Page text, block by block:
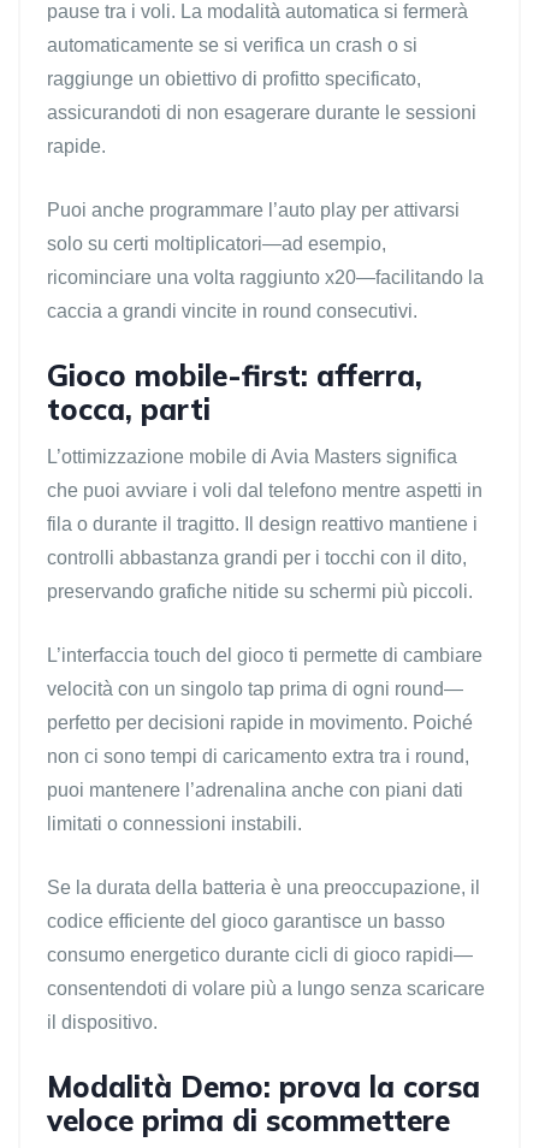
pause tra i voli. La modalità automatica si fermerà
automaticamente se si verifica un crash o si
raggiunge un obiettivo di profitto specificato,
assicurandoti di non esagerare durante le sessioni
rapide.
Puoi anche programmare l’auto play per attivarsi
solo su certi moltiplicatori—ad esempio,
ricominciare una volta raggiunto x20—facilitando la
caccia a grandi vincite in round consecutivi.
Gioco mobile-first: afferra,
tocca, parti
L’ottimizzazione mobile di Avia Masters significa
che puoi avviare i voli dal telefono mentre aspetti in
fila o durante il tragitto. Il design reattivo mantiene i
controlli abbastanza grandi per i tocchi con il dito,
preservando grafiche nitide su schermi più piccoli.
L’interfaccia touch del gioco ti permette di cambiare
velocità con un singolo tap prima di ogni round—
perfetto per decisioni rapide in movimento. Poiché
non ci sono tempi di caricamento extra tra i round,
puoi mantenere l’adrenalina anche con piani dati
limitati o connessioni instabili.
Se la durata della batteria è una preoccupazione, il
codice efficiente del gioco garantisce un basso
consumo energetico durante cicli di gioco rapidi—
consentendoti di volare più a lungo senza scaricare
il dispositivo.
Modalità Demo: prova la corsa
veloce prima di scommettere